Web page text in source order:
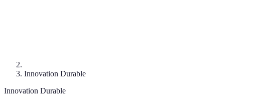
Innovation Durable
Innovation Durable